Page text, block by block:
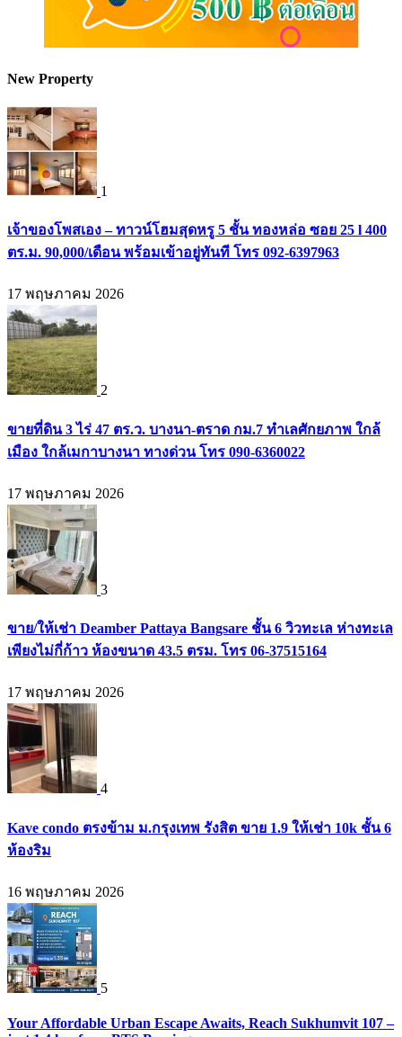
New Property
1
เจ้าของโพสเอง – ทาวน์โฮมสุดหรู 5 ชั้น ทองหล่อ ซอย 25 l 400
ตร.ม. 90,000/เดือน พร้อมเข้าอยู่ทันที โทร 092-6397963
17 พฤษภาคม 2026
2
ขายที่ดิน 3 ไร่ 47 ตร.ว. บางนา-ตราด กม.7 ทำเลศักยภาพ ใกล้
เมือง ใกล้เมกาบางนา ทางด่วน โทร 090-6360022
17 พฤษภาคม 2026
3
ขาย/ให้เช่า Deamber Pattaya Bangsare ชั้น 6 วิวทะเล ห่างทะเล
เพียงไม่กี่ก้าว ห้องขนาด 43.5 ตรม. โทร 06-37515164
17 พฤษภาคม 2026
4
Kave condo ตรงข้าม ม.กรุงเทพ รังสิต ขาย 1.9 ให้เช่า 10k ชั้น 6
ห้องริม
16 พฤษภาคม 2026
5
Your Affordable Urban Escape Awaits, Reach Sukhumvit 107 –